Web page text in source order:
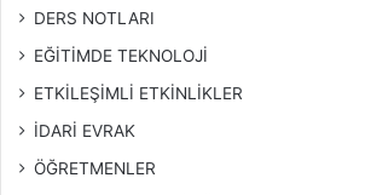
DERS NOTLARI
EĞİTİMDE TEKNOLOJİ
ETKİLEŞİMLİ ETKİNLİKLER
İDARİ EVRAK
ÖĞRETMENLER